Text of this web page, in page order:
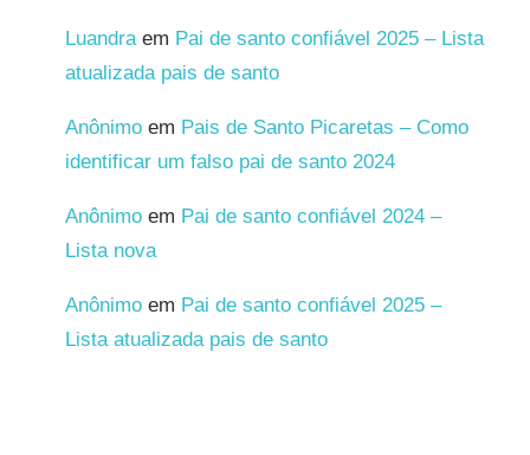
Luandraem Pai de santo confiável 2025 – Lista
atualizada pais de santo
Anônimo em Pais de Santo Picaretas – Como
identificar um falso pai de santo 2024
Anônimo em Pai de santo confiável 2024 –
Lista nova
Anônimo em Pai de santo confiável 2025 –
Lista atualizada pais de santo